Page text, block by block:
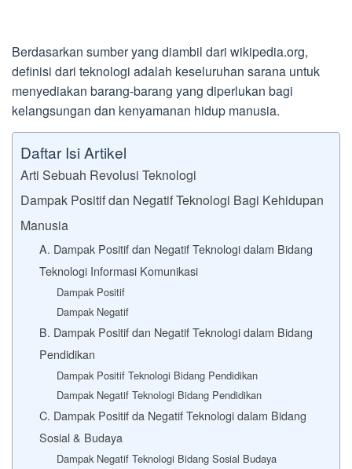
Berdasarkan sumber yang diambil dari wikipedia.org,
definisi dari teknologi adalah keseluruhan sarana untuk
menyediakan barang-barang yang diperlukan bagi
kelangsungan dan kenyamanan hidup manusia.
Daftar Isi Artikel
Arti Sebuah Revolusi Teknologi
Dampak Positif dan Negatif Teknologi Bagi Kehidupan
Manusia
A. Dampak Positif dan Negatif Teknologi dalam Bidang
Teknologi Informasi Komunikasi
Dampak Positif
Dampak Negatif
B. Dampak Positif dan Negatif Teknologi dalam Bidang
Pendidikan
Dampak Positif Teknologi Bidang Pendidikan
Dampak Negatif Teknologi Bidang Pendidikan
C. Dampak Positif da Negatif Teknologi dalam Bidang
Sosial & Budaya
Dampak Negatif Teknologi Bidang Sosial Budaya